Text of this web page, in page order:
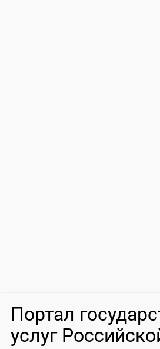
Портал
услуг